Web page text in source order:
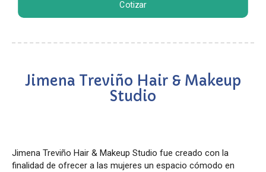
Cotizar
Jimena Treviño Hair & Makeup
Studio
Jimena Treviño Hair & Makeup Studio fue creado con la
finalidad de ofrecer a las mujeres un espacio cómodo en